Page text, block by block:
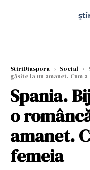
StiriDiaspora › Social ›
găsite la un amanet. Cum
Spania.
o
amanet.
femeia